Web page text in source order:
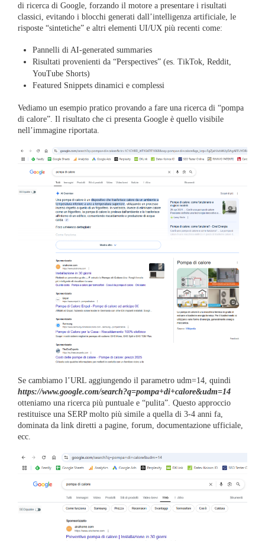
di ricerca di Google, forzando il motore a presentare i risultati
classici, evitando i blocchi generati dall’intelligenza artificiale, le
risposte “sintetiche” e altri elementi UI/UX più recenti come:
Pannelli di AI-generated summaries
Risultati provenienti da “Perspectives” (es. TikTok, Reddit,
YouTube Shorts)
Featured Snippets dinamici e complessi
Vediamo un esempio pratico provando a fare una ricerca di “pompa
di calore”. Il risultato che ci presenta Google è quello visibile
nell’immagine riportata.
Se cambiamo l’URL aggiungendo il parametro udm=14, quindi
https://www.google.com/search?q=pompa+di+calore&udm=14
otteniamo una ricerca più puntuale e “pulita”. Questo approccio
restituisce una SERP molto più simile a quella di 3-4 anni fa,
dominata da link diretti a pagine, forum, documentazione ufficiale,
ecc.